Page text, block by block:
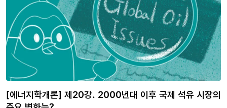
[에너지학개론] 제20강. 2000년대 이후 국제 석유 시장의